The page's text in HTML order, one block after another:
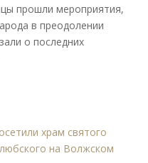
прошли мероприятия,
в преодолении
о последних